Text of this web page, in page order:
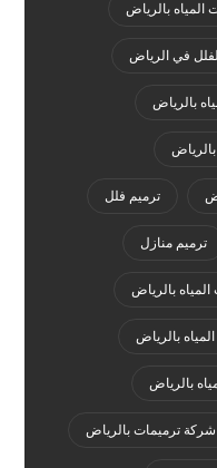
بالرياض
في الرياض
بالرياض
ترميم فلل
ترميم منازل
بالرياض
بالرياض
بالرياض
شركة ترميمات بالرياض